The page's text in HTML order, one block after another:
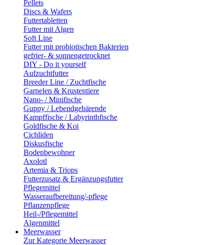
Pellets
Discs & Wafers
Futtertabletten
Futter mit Algen
Soft Line
Futter mit probiotischen Bakterien
gefrier- & sonnengetrocknet
DIY - Do it yourself
Aufzuchtfutter
Breeder Line / Zuchtfische
Garnelen & Krustentiere
Nano- / Minifische
Guppy / Lebendgebärende
Kampffische / Labyrinthfische
Goldfische & Koi
Cichliden
Diskusfische
Bodenbewohner
Axolotl
Artemia & Triops
Futterzusatz & Ergänzungsfutter
Pflegemittel
Wasseraufbereitung/-pflege
Pflanzenpflege
Heil-/Pflegemittel
Algenmittel
Meerwasser
Zur Kategorie Meerwasser